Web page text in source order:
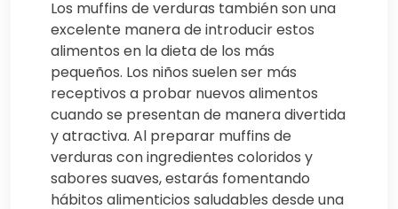
Los muffins de verduras también son una
excelente manera de introducir estos
alimentos en la dieta de los más
pequeños. Los niños suelen ser más
receptivos a probar nuevos alimentos
cuando se presentan de manera divertida
y atractiva. Al preparar muffins de
verduras con ingredientes coloridos y
sabores suaves, estarás fomentando
hábitos alimenticios saludables desde una